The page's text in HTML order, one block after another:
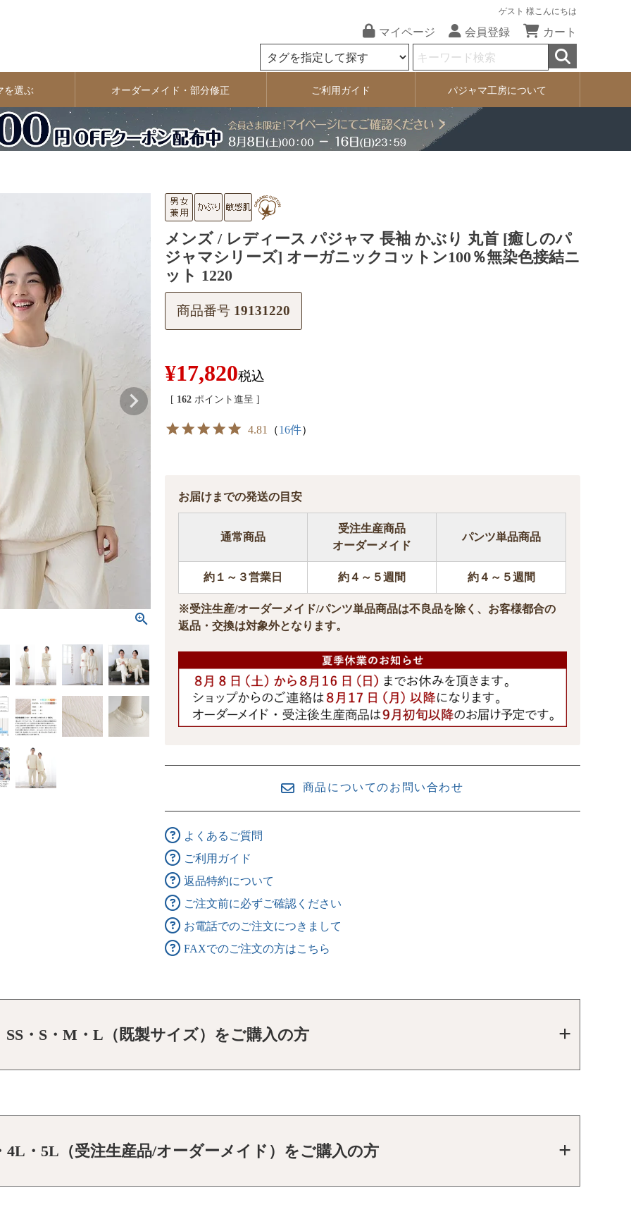
ゲスト 様こんにちは
マイページ 会員登録 カート
を選ぶ オーダーメイド・部分修正 ご利用ガイド パジャマ工房について
メンズ / レディース パジャマ 長袖 かぶり 丸首 [癒しのパ
ジャマシリーズ] オーガニックコットン100％無染色接結ニ
ット 1220
商品番号 19131220
¥17,820税込
[ 162 ポイント進呈 ]
4.81 （16件）
お届けまでの発送の目安
通常商品
受注生産商品
オーダーメイド
パンツ単品商品
約１～３営業日 約４～５週間 約４～５週間
※受注生産/オーダーメイド/パンツ単品商品は不良品を除く、お客様都合の
返品・交換は対象外となります。
商品についてのお問い合わせ
よくあるご質問
ご利用ガイド
返品特約について
ご注文前に必ずご確認ください
お電話でのご注文につきまして
FAXでのご注文の方はこちら
SS・S・M・L（既製サイズ）をご購入の方
・5L（受注生産品/オーダーメイド）をご購入の方